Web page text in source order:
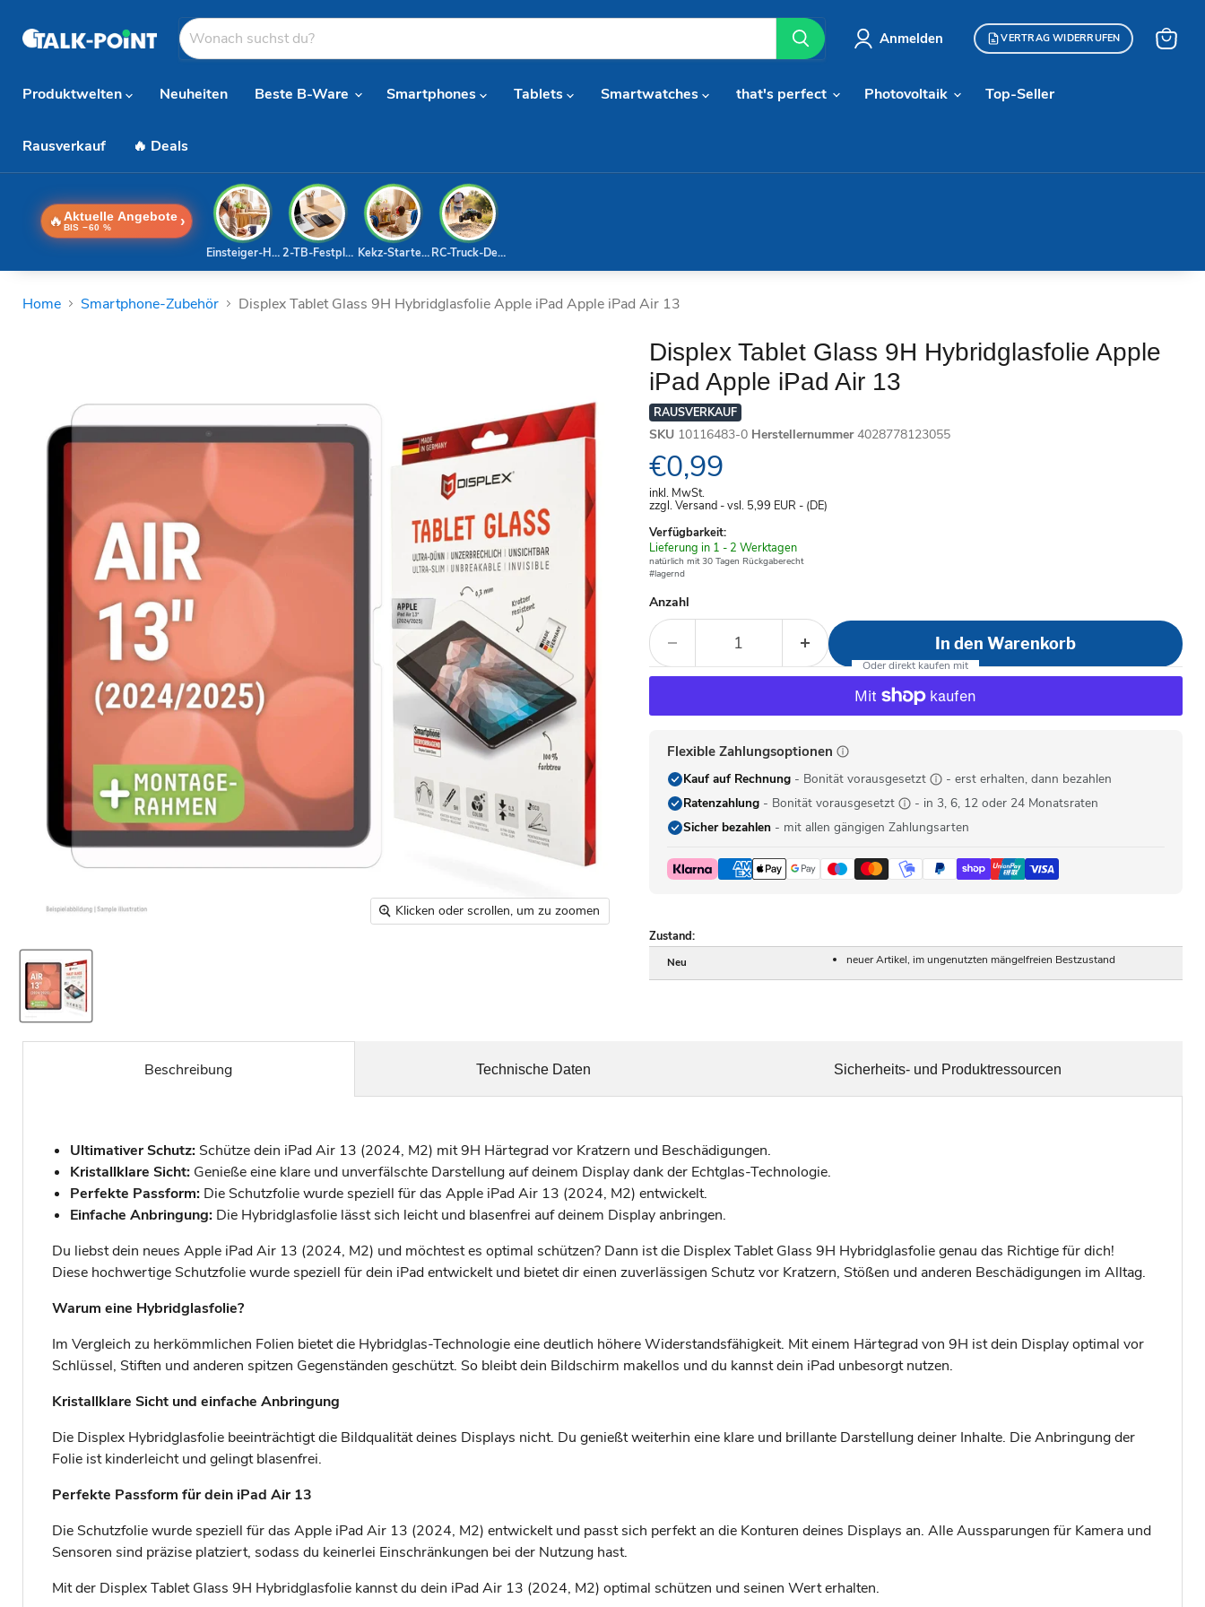
Anmelden VERTRAG WIDERRUFEN
Produktwelten
Neuheiten Beste B-Ware Smartphones Tablets Smartwatches that's perfect Photovoltaik Top-Seller
Rausverkauf 🔥 Deals
🔥 Aktuelle Angebote
BIS −60 % ›
RC-Truck-Deal
Kekz-Starterset
2-TB-Festplatte
Einsteiger-Handy
Home Smartphone-Zubehör Displex Tablet Glass 9H Hybridglasfolie Apple iPad Apple iPad Air 13
Klicken oder scrollen, um zu zoomen
Displex Tablet Glass 9H Hybridglasfolie Apple
iPad Apple iPad Air 13
RAUSVERKAUF
SKU 10116483-0 Herstellernummer 4028778123055
Aktueller Preis
€0,99
inkl. MwSt.
zzgl. Versand - vsl. 5,99 EUR - (DE)
Verfügbarkeit:
Verfügbar
-
Lieferung in 1 - 2 Werktagen
natürlich mit 30 Tagen Rückgaberecht
#lagernd
Anzahl
In den Warenkorb
Flexible Zahlungsoptionen
Kauf auf Rechnung- Bonität vorausgesetzt
- erst erhalten, dann bezahlen
Ratenzahlung- Bonität vorausgesetzt
- in 3, 6, 12 oder 24 Monatsraten
Sicher bezahlen- mit allen gängigen Zahlungsarten
Zustand:
Neu neuer Artikel, im ungenutzten mängelfreien Bestzustand
Beschreibung
Ultimativer Schutz: Schütze dein iPad Air 13 (2024, M2) mit 9H Härtegrad vor Kratzern und Beschädigungen.
Kristallklare Sicht: Genieße eine klare und unverfälschte Darstellung auf deinem Display dank der Echtglas-Technologie.
Perfekte Passform: Die Schutzfolie wurde speziell für das Apple iPad Air 13 (2024, M2) entwickelt.
Einfache Anbringung: Die Hybridglasfolie lässt sich leicht und blasenfrei auf deinem Display anbringen.
Du liebst dein neues Apple iPad Air 13 (2024, M2) und möchtest es optimal schützen? Dann ist die Displex Tablet Glass 9H Hybridglasfolie genau das Richtige für dich!
Diese hochwertige Schutzfolie wurde speziell für dein iPad entwickelt und bietet dir einen zuverlässigen Schutz vor Kratzern, Stößen und anderen Beschädigungen im Alltag.
Warum eine Hybridglasfolie?
Im Vergleich zu herkömmlichen Folien bietet die Hybridglas-Technologie eine deutlich höhere Widerstandsfähigkeit. Mit einem Härtegrad von 9H ist dein Display optimal vor
Schlüssel, Stiften und anderen spitzen Gegenständen geschützt. So bleibt dein Bildschirm makellos und du kannst dein iPad unbesorgt nutzen.
Kristallklare Sicht und einfache Anbringung
Die Displex Hybridglasfolie beeinträchtigt die Bildqualität deines Displays nicht. Du genießt weiterhin eine klare und brillante Darstellung deiner Inhalte. Die Anbringung der
Folie ist kinderleicht und gelingt blasenfrei.
Perfekte Passform für dein iPad Air 13
Die Schutzfolie wurde speziell für das Apple iPad Air 13 (2024, M2) entwickelt und passt sich perfekt an die Konturen deines Displays an. Alle Aussparungen für Kamera und
Sensoren sind präzise platziert, sodass du keinerlei Einschränkungen bei der Nutzung hast.
Mit der Displex Tablet Glass 9H Hybridglasfolie kannst du dein iPad Air 13 (2024, M2) optimal schützen und seinen Wert erhalten.
Technische Daten Sicherheits- und Produktressourcen